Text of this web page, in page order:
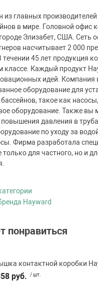
из главных
в мире. Головной офис
Элизабет, США. Сеть
насчитывает 2 000
течении 45 лет продукция
классе. Каждый продукт
идей. Компания
оборудование для
такое как
оборудование. Также вы
давления в
по уходу за
Фирма разработала
для частного, но и
Hayward
понравиться
контактной коробки
руб. / шт.